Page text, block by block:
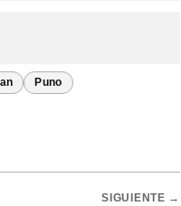
Puno
SIGUIENTE →